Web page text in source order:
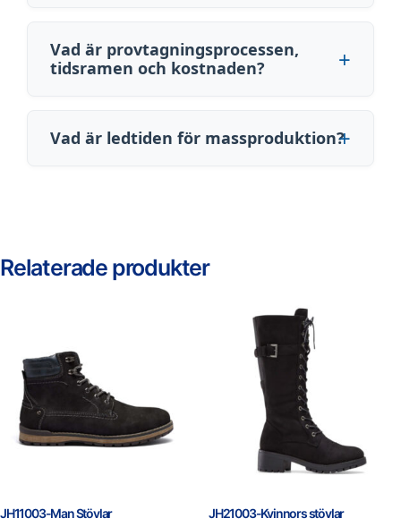
Vad är provtagningsprocessen,
tidsramen och kostnaden?
Vad är ledtiden för massproduktion?
Relaterade produkter
JH11003-Man Stövlar JH21003-Kvinnors stövlar